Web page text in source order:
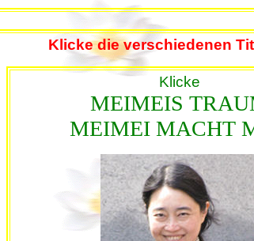
Klicke die verschiedenen
Klicke
MEIMEIS
MEIMEI MACHT